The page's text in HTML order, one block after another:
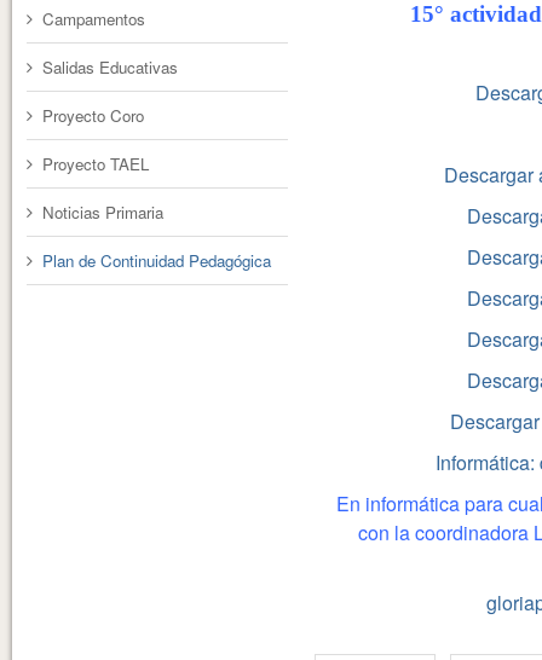
Campamentos
Salidas Educativas
Proyecto Coro
Proyecto TAEL
Noticias Primaria
Plan de Continuidad Pedagógica
15°
Descargar
En informática para
con la coordinadora